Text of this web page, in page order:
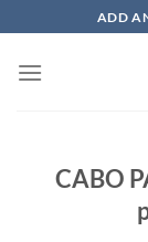
to
content
ADD
CABO